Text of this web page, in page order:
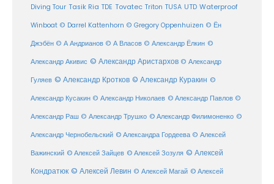
Diving Tour Tasik Ria TDE Tovatec Triton TUSA UTD Waterproof
Winboat © Darrel Kattenhorn © Gregory Oppenhuizen © Ён
Джэбён © А Андрианов © А Власов © Александр Ёлкин ©
Александр Акивис © Александр Аристархов © Александр
Гуляев © Александр Кротков © Александр Куракин ©
Александр Кусакин © Александр Николаев © Александр Павлов ©
Александр Раш © Александр Трушко © Александр Филимоненко ©
Александр Чернобельский © Александра Гордеева © Алексей
Важинский © Алексей Зайцев © Алексей Зозуля © Алексей
Кондратюк © Алексей Левин © Алексей Магай © Алексей